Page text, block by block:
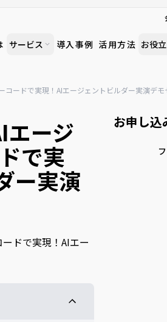
サービス 導入事例 活用方法 お役
コードで実現！AIエージェントビルダー実演デモ
エージ
で実
ー実演
お申し込